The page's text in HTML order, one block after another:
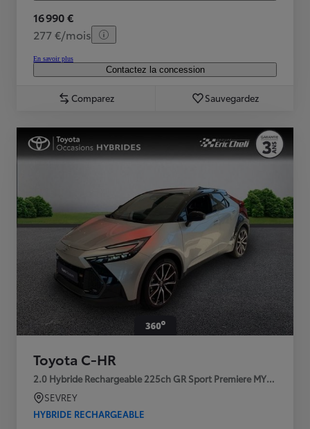
16 990 €
277 €/mois
En savoir plus
Contactez la concession
Comparez Sauvegardez
Toyota C-HR
2.0 Hybride Rechargeable 225ch GR Sport Premiere MY25
SEVREY
HYBRIDE RECHARGEABLE